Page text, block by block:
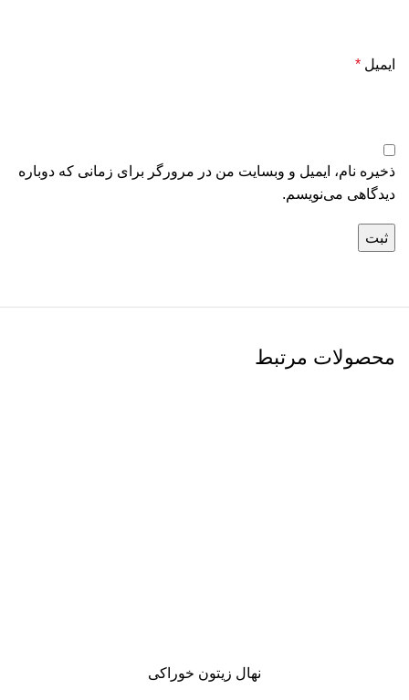
ایمیل *
ذخیره نام، ایمیل و وبسایت من در مرورگر برای زمانی که دوباره
دیدگاهی می‌نویسم.
محصولات مرتبط
نهال زيتون خوراکی